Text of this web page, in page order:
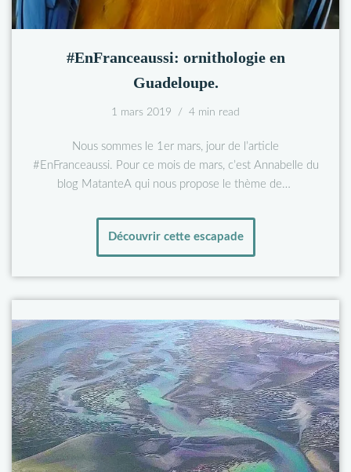
#EnFranceaussi: ornithologie en
Guadeloupe.
1 mars 2019 4 min read
Nous sommes le 1er mars, jour de l’article
#EnFranceaussi. Pour ce mois de mars, c’est Annabelle du
blog MatanteA qui nous propose le thème de…
Découvrir cette escapade